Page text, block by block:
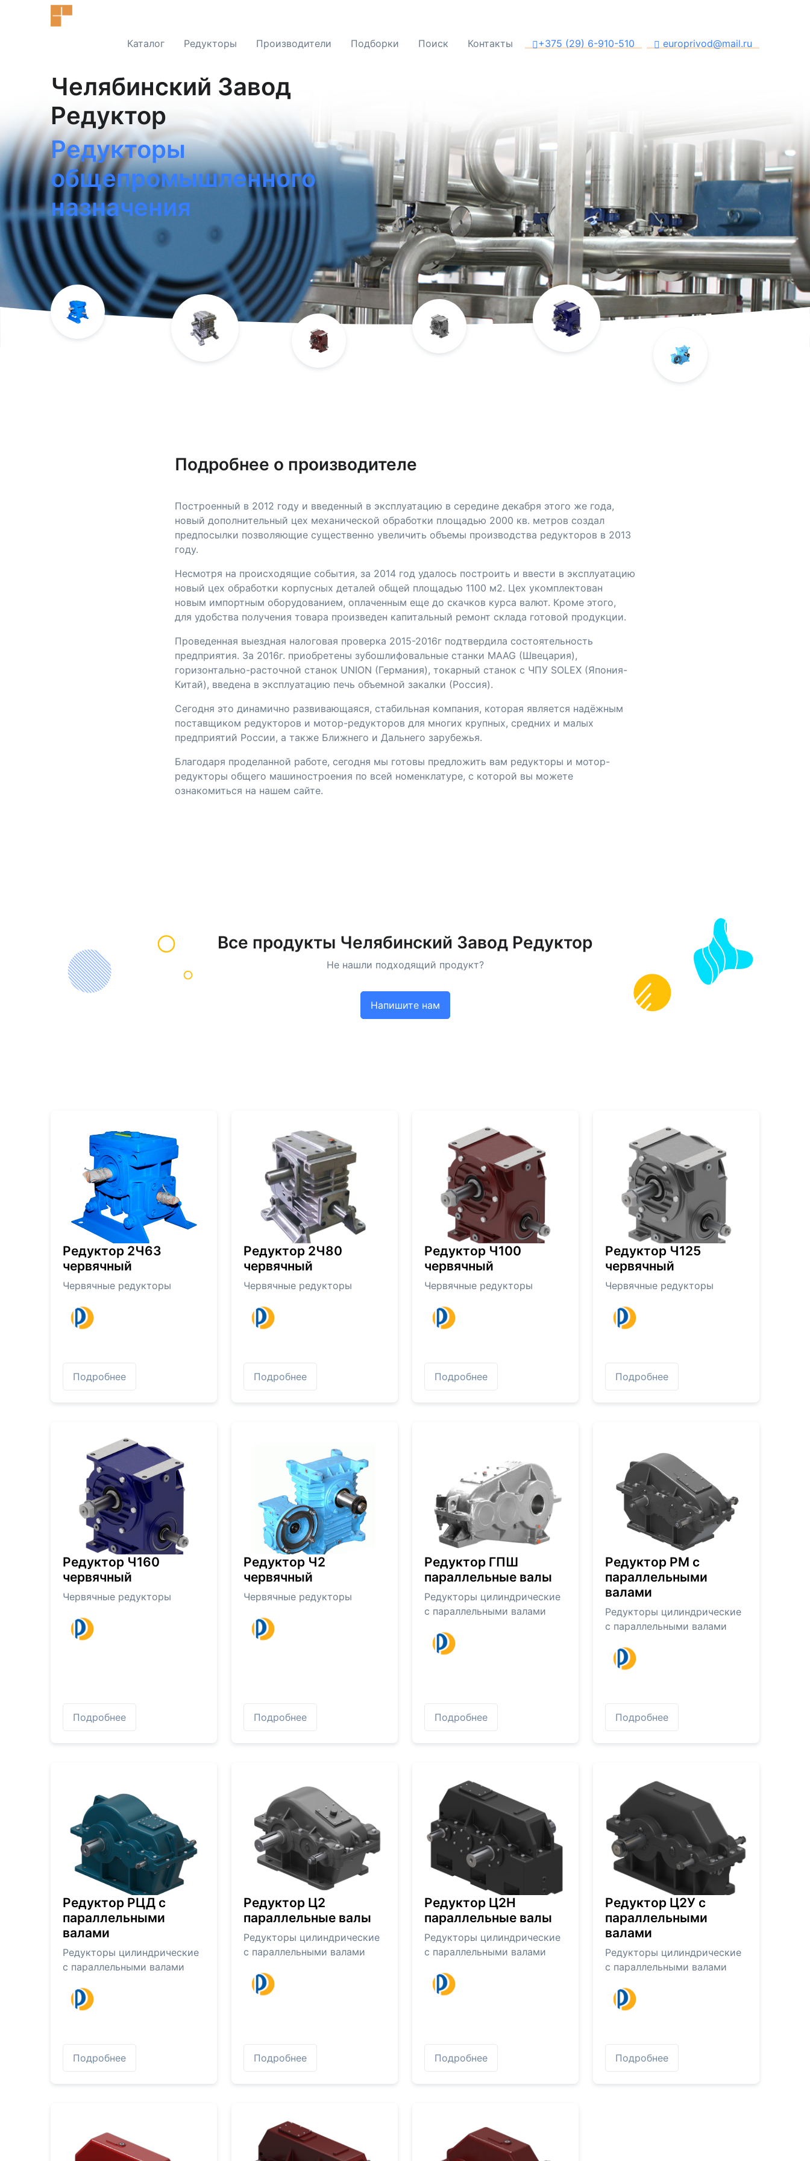
Каталог Редукторы Производители Подборки Поиск Контакты +375 (29) 6-910-510 europrivod@mail.ru
Челябинский Завод
Редуктор
Редукторы
общепромышленного
назначения
Подробнее о производителе
Построенный в 2012 году и введенный в эксплуатацию в середине декабря этого же года,
новый дополнительный цех механической обработки площадью 2000 кв. метров создал
предпосылки позволяющие существенно увеличить объемы производства редукторов в 2013
году.
Несмотря на происходящие события, за 2014 год удалось построить и ввести в эксплуатацию
новый цех обработки корпусных деталей общей площадью 1100 м2. Цех укомплектован
новым импортным оборудованием, оплаченным еще до скачков курса валют. Кроме этого,
для удобства получения товара произведен капитальный ремонт склада готовой продукции.
Проведенная выездная налоговая проверка 2015-2016г подтвердила состоятельность
предприятия. За 2016г. приобретены зубошлифовальные станки MAAG (Швецария),
горизонтально-расточной станок UNION (Германия), токарный станок с ЧПУ SOLEX (Япония-
Китай), введена в эксплуатацию печь объемной закалки (Россия).
Сегодня это динамично развивающаяся, стабильная компания, которая является надёжным
поставщиком редукторов и мотор-редукторов для многих крупных, средних и малых
предприятий России, а также Ближнего и Дальнего зарубежья.
Благодаря проделанной работе, сегодня мы готовы предложить вам редукторы и мотор-
редукторы общего машиностроения по всей номенклатуре, с которой вы можете
ознакомиться на нашем сайте.
Все продукты Челябинский Завод Редуктор
Не нашли подходящий продукт?
Напишите нам
Редуктор 2Ч63
червячный
Червячные редукторы
Подробнее
Редуктор 2Ч80
червячный
Червячные редукторы
Подробнее
Редуктор Ч100
червячный
Червячные редукторы
Подробнее
Редуктор Ч125
червячный
Червячные редукторы
Подробнее
Редуктор Ч160
червячный
Червячные редукторы
Подробнее
Редуктор Ч2
червячный
Червячные редукторы
Подробнее
Редуктор ГПШ
параллельные валы
Редукторы цилиндрические
с параллельными валами
Подробнее
Редуктор РМ с
параллельными
валами
Редукторы цилиндрические
с параллельными валами
Подробнее
Редуктор РЦД с
параллельными
валами
Редукторы цилиндрические
с параллельными валами
Подробнее
Редуктор Ц2
параллельные валы
Редукторы цилиндрические
с параллельными валами
Подробнее
Редуктор Ц2Н
параллельные валы
Редукторы цилиндрические
с параллельными валами
Подробнее
Редуктор Ц2У с
параллельными
валами
Редукторы цилиндрические
с параллельными валами
Подробнее